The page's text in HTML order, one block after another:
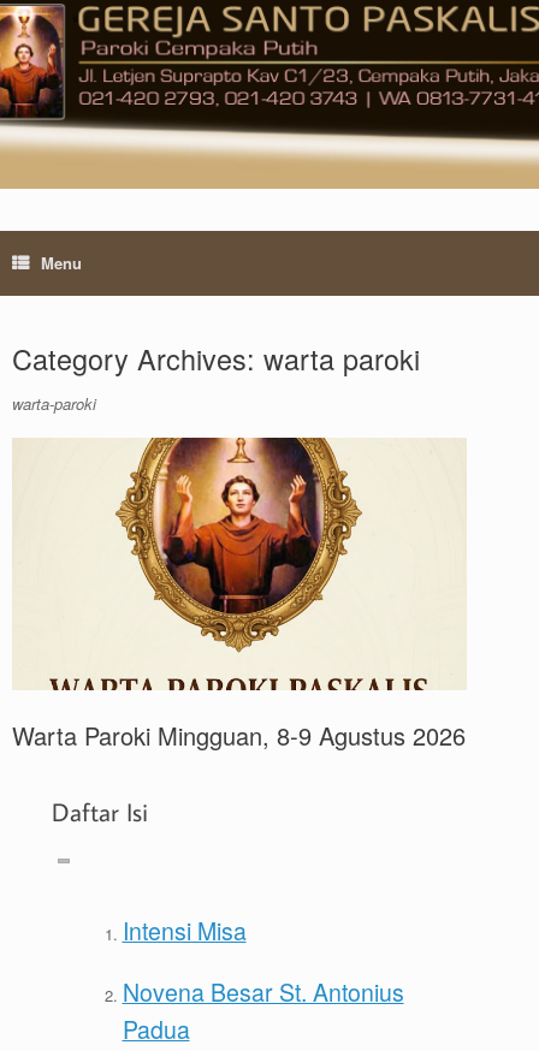
Skip
to
content
Menu
Category Archives: warta paroki
warta-paroki
Warta Paroki Mingguan, 8-9 Agustus 2026
Daftar Isi
Intensi Misa
Novena Besar St. Antonius
Padua